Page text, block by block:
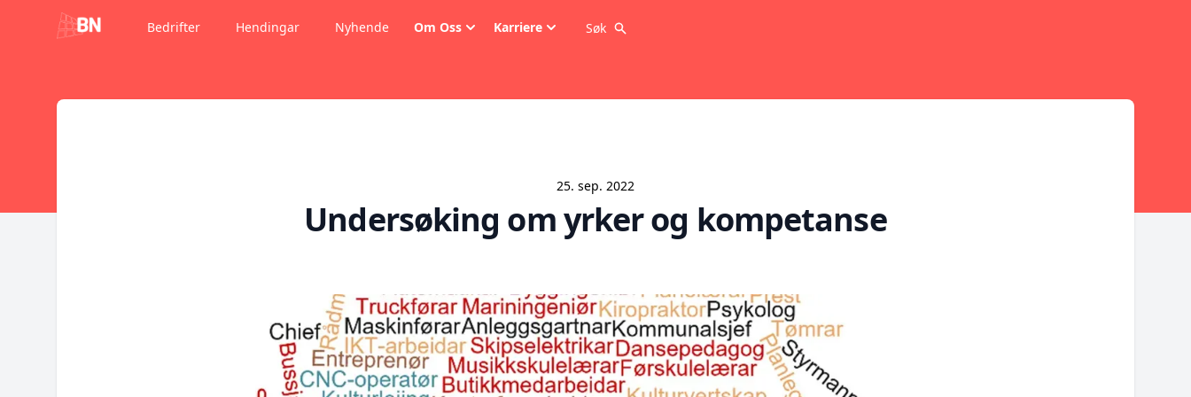
Bedrifter Hendingar Nyhende Om Oss Karriere Søk
25. sep. 2022
Undersøking om yrker og kompetanse